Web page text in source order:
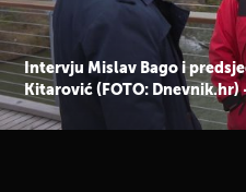
Intervju Mislav Bago i
Kitarović (FOTO: Dnevnik.hr)